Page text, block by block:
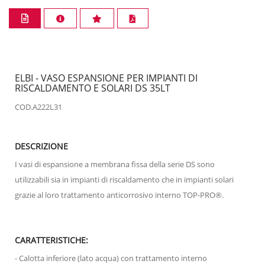
ELBI - VASO ESPANSIONE PER IMPIANTI DI
RISCALDAMENTO E SOLARI DS 35LT
COD.A222L31
DESCRIZIONE
I vasi di espansione a membrana fissa della serie DS sono
utilizzabili sia in impianti di riscaldamento che in impianti solari
grazie al loro trattamento anticorrosivo interno TOP-PRO®.
CARATTERISTICHE:
- Calotta inferiore (lato acqua) con trattamento interno